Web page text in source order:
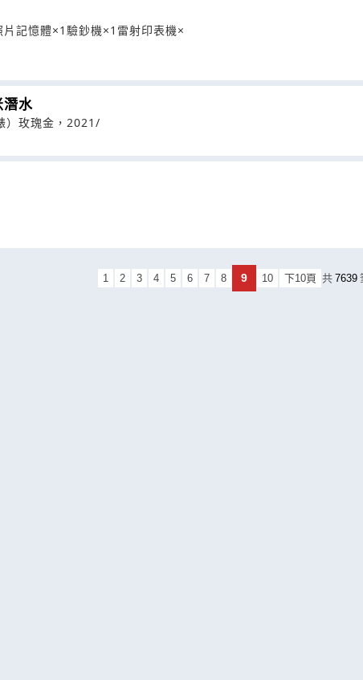
記憶體×1驗鈔機×1雷射印表機×
水
）玫瑰金，2021/
1 2 3 4 5 6 7 8 9 10 下10頁 共 7639